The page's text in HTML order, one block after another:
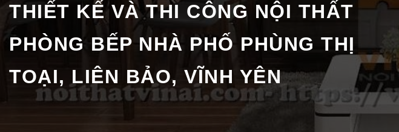
THIẾT KẾ VÀ THI CÔNG NỘI THẤT
PHÒNG BẾP NHÀ PHỐ PHÙNG THỊ
TOẠI, LIÊN BẢO, VĨNH YÊN